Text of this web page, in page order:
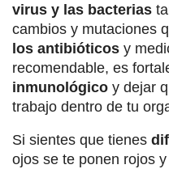
virus y las bacterias
cambios y mutaciones
los antibióticos y
recomendable, es
inmunológico y dejar
trabajo dentro de tu
Si sientes que tienes
ojos se te ponen rojos